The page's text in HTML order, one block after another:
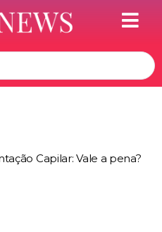
Capilar: Vale a pena?